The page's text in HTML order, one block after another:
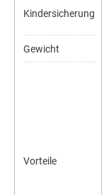
Kindersicherung
Gewicht
Vorteile